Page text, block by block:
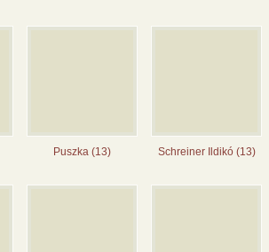
Puszka (13) Schreiner Ildikó (13)